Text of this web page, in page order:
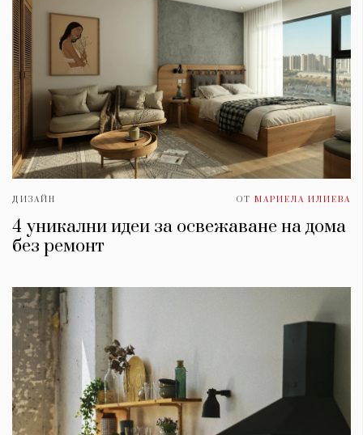
ДИЗАЙН ОТ МАРИЕЛА ИЛИЕВА
4 уникални идеи за освежаване на дома
без ремонт